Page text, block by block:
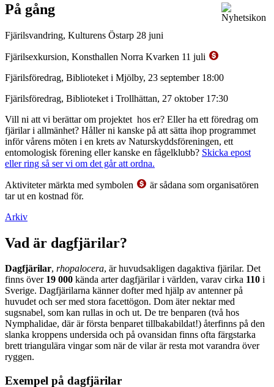
På gång
Fjärilsvandring, Kulturens Östarp 28 juni
Fjärilsexkursion, Konsthallen Norra Kvarken 11 juli
Fjärilsföredrag, Biblioteket i Mjölby, 23 september 18:00
Fjärilsföredrag, Biblioteket i Trollhättan, 27 oktober 17:30
Vill ni att vi berättar om projektet hos er? Eller ha ett föredrag om
fjärilar i allmänhet? Håller ni kanske på att sätta ihop programmet
inför vårens möten i en krets av Naturskyddsföreningen, ett
entomologisk förening eller kanske en fågelklubb? Skicka epost
eller ring så ser vi om det går att ordna.
Aktiviteter märkta med symbolen
är sådana som organisatören
tar ut en kostnad för.
Arkiv
Vad är dagfjärilar?
Dagfjärilar, rhopalocera, är huvudsakligen dagaktiva fjärilar. Det
finns över 19 000 kända arter dagfjärilar i världen, varav cirka 110 i
Sverige. Dagfjärilarna känner dofter med hjälp av antenner på
huvudet och ser med stora facettögon. Dom äter nektar med
sugsnabel, som kan rullas in och ut. De tre benparen (två hos
Nymphalidae, där är första benparet tillbakabildat!) återfinns på den
slanka kroppens undersida och på ovansidan finns ofta färgstarka
brett triangulära vingar som när de vilar är resta mot varandra över
ryggen.
Exempel på dagfjärilar